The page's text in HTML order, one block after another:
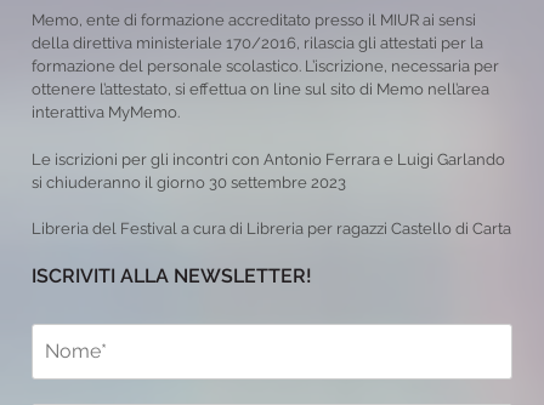
Memo, ente di formazione accreditato presso il MIUR ai sensi
della direttiva ministeriale 170/2016, rilascia gli attestati per la
formazione del personale scolastico. L’iscrizione, necessaria per
ottenere l’attestato, si effettua on line sul sito di Memo nell’area
interattiva MyMemo.
Le iscrizioni per gli incontri con Antonio Ferrara e Luigi Garlando
si chiuderanno il giorno 30 settembre 2023
Libreria del Festival a cura di Libreria per ragazzi Castello di Carta
ISCRIVITI ALLA NEWSLETTER!